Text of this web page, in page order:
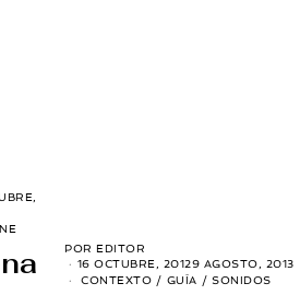
POR EDITOR
16 OCTUBRE, 20129 AGOSTO, 2013
CONTEXTO / GUÍA / SONIDOS